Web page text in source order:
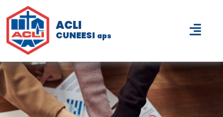
ACLI
CUNEESI aps